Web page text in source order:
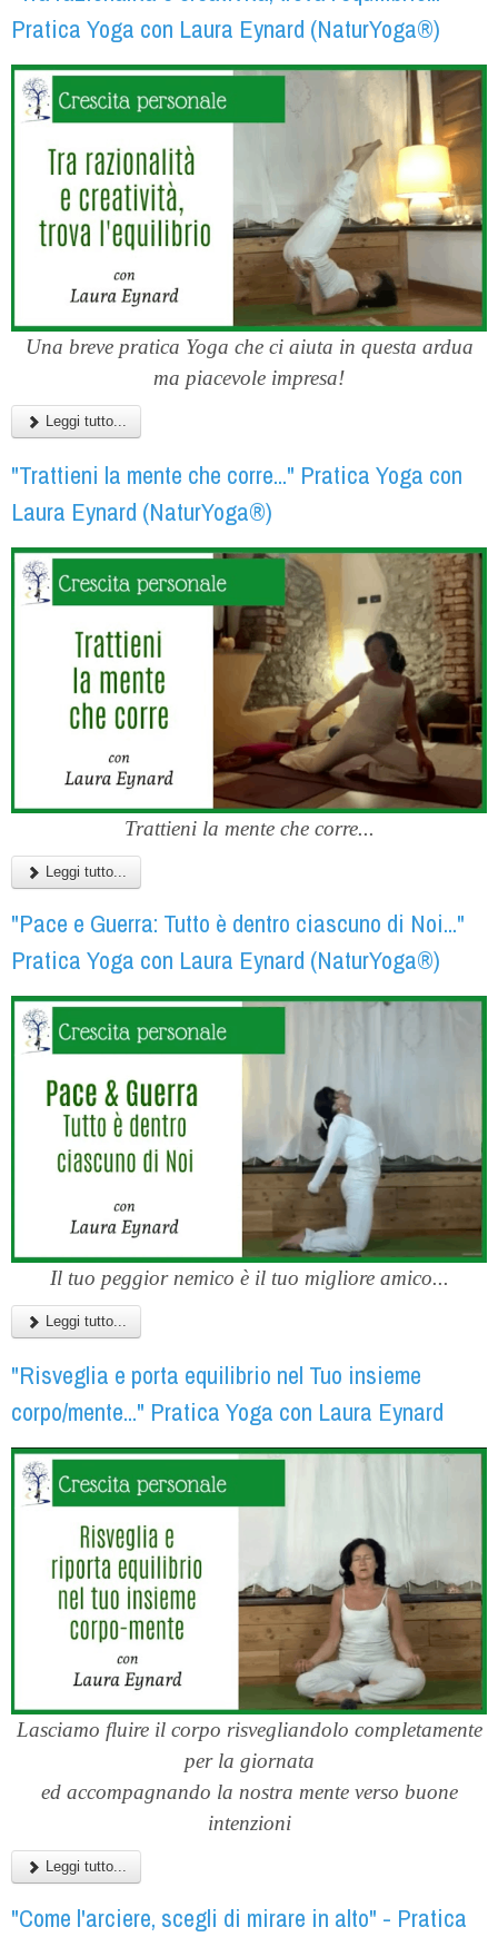
Pratica Yoga con Laura Eynard (NaturYoga®)
Una breve pratica Yoga che ci aiuta in questa ardua
ma piacevole impresa!
Leggi tutto...
"Trattieni la mente che corre..." Pratica Yoga con
Laura Eynard (NaturYoga®)
Trattieni la mente che corre...
Leggi tutto...
"Pace e Guerra: Tutto è dentro ciascuno di Noi..."
Pratica Yoga con Laura Eynard (NaturYoga®)
Il tuo peggior nemico è il tuo migliore amico...
Leggi tutto...
"Risveglia e porta equilibrio nel Tuo insieme
corpo/mente..." Pratica Yoga con Laura Eynard
Lasciamo fluire il corpo risvegliandolo completamente
per la giornata
ed accompagnando la nostra mente verso buone
intenzioni
Leggi tutto...
"Come l'arciere, scegli di mirare in alto" - Pratica